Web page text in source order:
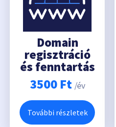
Domain
regisztráció
és fenntartás
3500 Ft /év
További részletek